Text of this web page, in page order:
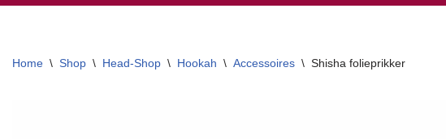
Home \ Shop \ Head-Shop \ Hookah \ Accessoires \ Shisha folieprikker